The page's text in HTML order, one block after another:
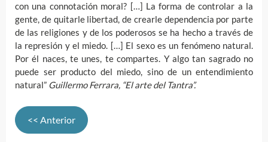
con una connotación moral? […] La forma de controlar a la
gente, de quitarle libertad, de crearle dependencia por parte
de las religiones y de los poderosos se ha hecho a través de
la represión y el miedo. […] El sexo es un fenómeno natural.
Por él naces, te unes, te compartes. Y algo tan sagrado no
puede ser producto del miedo, sino de un entendimiento
natural” Guillermo Ferrara, “El arte del Tantra”.
<< Anterior